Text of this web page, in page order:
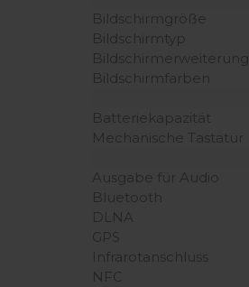
Bildschirmgröße
Bildschirmtyp
Bildschirmerweiterung
Bildschirmfarben
Batteriekapazität
Mechanische Tastatur
Ausgabe für Audio
Bluetooth
DLNA
GPS
Infrarotanschluss
NFC